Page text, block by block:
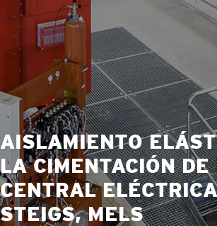
AISLAMIENTO
LA CIMENTACIÓN DE
CENTRAL
STEIGS, MELS